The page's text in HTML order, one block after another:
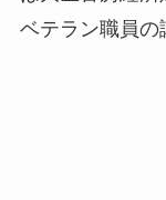
ベテラン職員の